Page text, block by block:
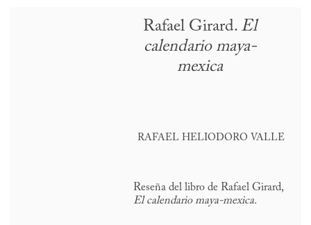
Rafael Girard. El
calendario maya-
mexica
RAFAEL HELIODORO VALLE
Reseña del libro de Rafael Girard,
El calendario maya-mexica.